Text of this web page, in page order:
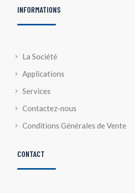
INFORMATIONS
La Société
Applications
Services
Contactez-nous
Conditions Générales de Vente
CONTACT